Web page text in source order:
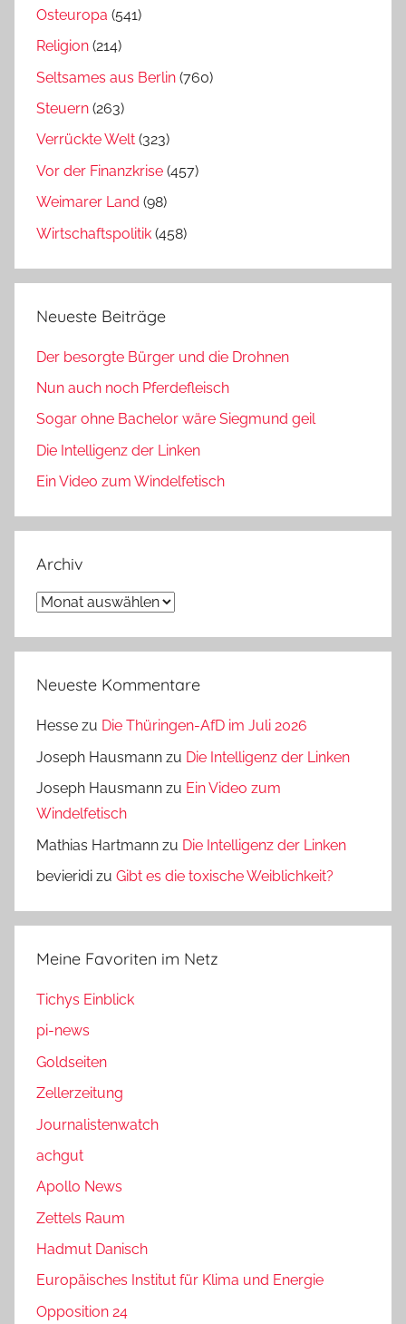
Osteuropa (541)
Religion (214)
Seltsames aus Berlin (760)
Steuern (263)
Verrückte Welt (323)
Vor der Finanzkrise (457)
Weimarer Land (98)
Wirtschaftspolitik (458)
Neueste Beiträge
Der besorgte Bürger und die Drohnen
Nun auch noch Pferdefleisch
Sogar ohne Bachelor wäre Siegmund geil
Die Intelligenz der Linken
Ein Video zum Windelfetisch
Archiv
Archiv
Neueste Kommentare
Hesse zu Die Thüringen-AfD im Juli 2026
Joseph Hausmann zu Die Intelligenz der Linken
Joseph Hausmann zu Ein Video zum
Windelfetisch
Mathias Hartmann zu Die Intelligenz der Linken
bevieridi zu Gibt es die toxische Weiblichkeit?
Meine Favoriten im Netz
Tichys Einblick
pi-news
Goldseiten
Zellerzeitung
Journalistenwatch
achgut
Apollo News
Zettels Raum
Hadmut Danisch
Europäisches Institut für Klima und Energie
Opposition 24